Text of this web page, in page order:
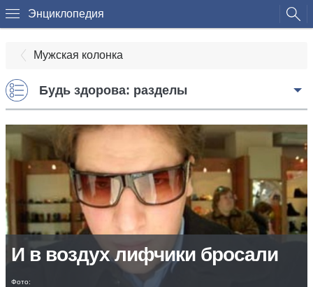
Энциклопедия
Мужская колонка
Будь здорова: разделы
И в воздух лифчики бросали
Фото: